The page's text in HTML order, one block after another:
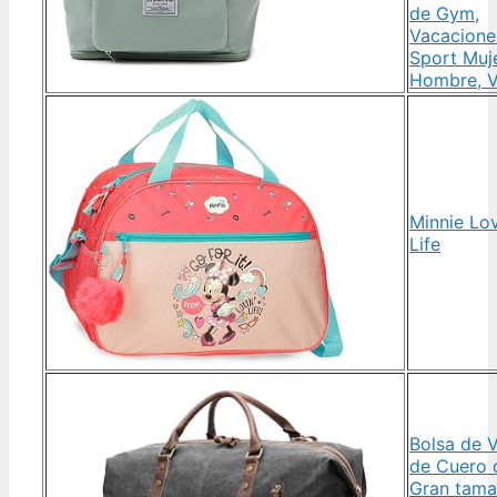
de Gym,
Sport
Hombre,
Minnie
Life
Bolsa de
de Cuero
Gran